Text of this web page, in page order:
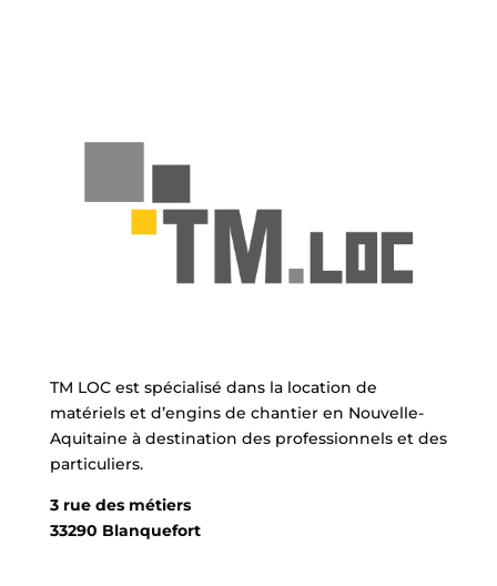
TM LOC est spécialisé dans la location de
matériels et d’engins de chantier en Nouvelle-
Aquitaine à destination des professionnels et des
particuliers.
3 rue des métiers
33290 Blanquefort